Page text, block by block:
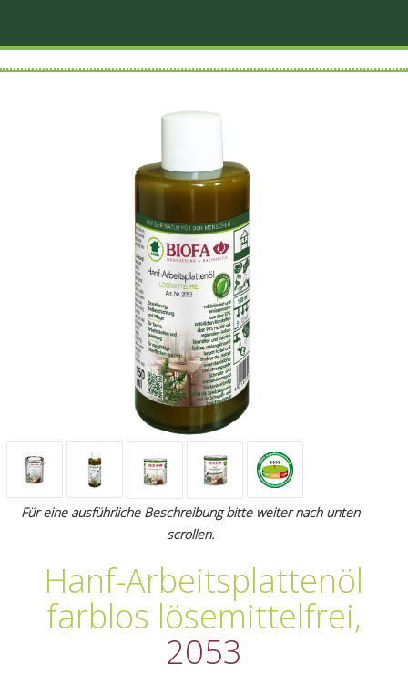
Für eine ausführliche Beschreibung bitte weiter nach unten
scrollen.
Hanf-Arbeitsplattenöl
farblos lösemittelfrei,
2053